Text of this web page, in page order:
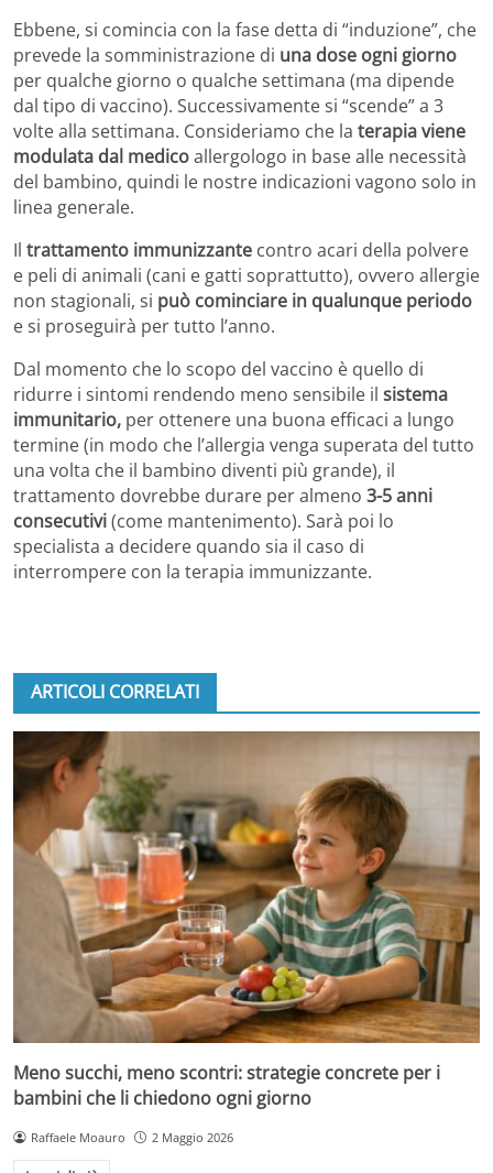
Ebbene, si comincia con la fase detta di “induzione”, che
prevede la somministrazione di una dose ogni giorno
per qualche giorno o qualche settimana (ma dipende
dal tipo di vaccino). Successivamente si “scende” a 3
volte alla settimana. Consideriamo che la terapia viene
modulata dal medicoallergologo in base alle necessità
del bambino, quindi le nostre indicazioni vagono solo in
linea generale.
Il trattamento immunizzante contro acari della polvere
e peli di animali (cani e gatti soprattutto), ovvero allergie
non stagionali, si può cominciare in qualunque periodo
e si proseguirà per tutto l’anno.
Dal momento che lo scopo del vaccino è quello di
ridurre i sintomi rendendo meno sensibile il sistema
immunitario, per ottenere una buona efficaci a lungo
termine (in modo che l’allergia venga superata del tutto
una volta che il bambino diventi più grande), il
trattamento dovrebbe durare per almeno 3-5 anni
consecutivi(come mantenimento). Sarà poi lo
specialista a decidere quando sia il caso di
interrompere con la terapia immunizzante.
ARTICOLI CORRELATI
Meno succhi, meno scontri: strategie concrete per i
bambini che li chiedono ogni giorno
Raffaele Moauro 2 Maggio 2026